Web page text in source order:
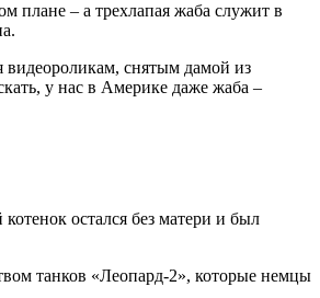
плане – а трехлапая жаба служит в
видеороликам, снятым дамой из
у нас в Америке даже жаба –
остался без матери и был
танков «Леопард-2», которые немцы